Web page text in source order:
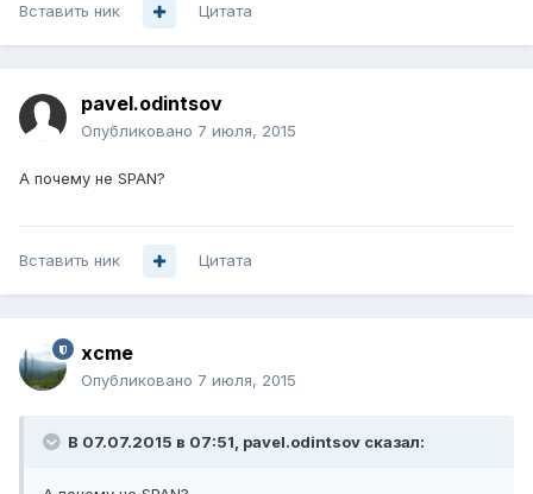
Вставить ник Цитата
pavel.odintsov
Опубликовано 7 июля, 2015
А почему не SPAN?
Вставить ник Цитата
xcme
Опубликовано 7 июля, 2015
В 07.07.2015 в 07:51, pavel.odintsov сказал: